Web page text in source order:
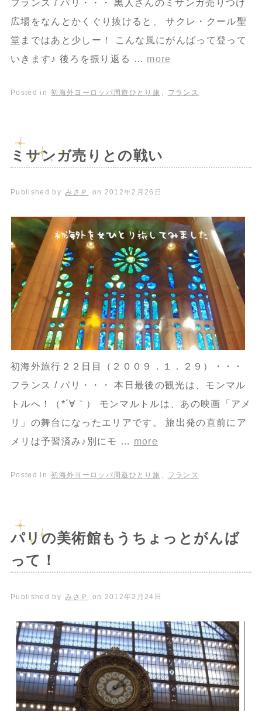
フランス / パリ・・・ 黒人さんのミサンガ売りつけ
広場をなんとかくぐり抜けると、 サクレ・クール聖
堂まではあと少しー！ こんな風にがんばって登って
いきます♪ 後ろを振り返る … more
Posted in 初海外ヨーロッパ周遊ひとり旅 フランス
ミサンガ売りとの戦い
Published by みさＰ on 2012年2月26日
初海外旅行２２日目（２００９．１．２９）・・・
フランス / パリ・・・ 本日最後の観光は、モンマル
トルへ！（*´∀｀） モンマルトルは、あの映画「アメ
リ」の舞台になったエリアです。 旅出発の直前にア
メリは予習済み♪別にモ … more
Posted in 初海外ヨーロッパ周遊ひとり旅 , フランス
パリの美術館もうちょっとがんば
って！
Published by みさＰ on 2012年2月24日